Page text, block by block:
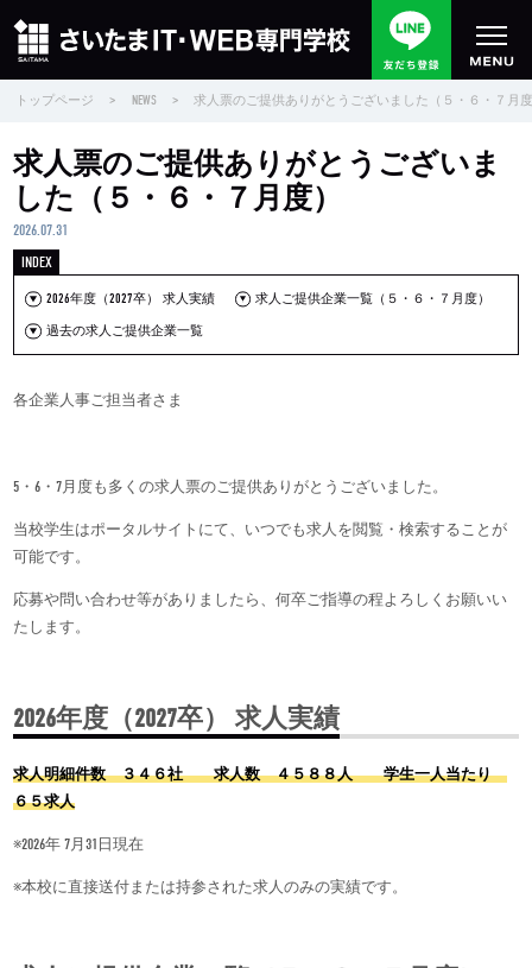
トップページ > NEWS > 求人票のご提供ありがとうございました（５・６・７月
2026年度（2027卒） 求人実績 求人ご提供企業一覧（５・６・７月度）
過去の求人ご提供企業一覧
求人票のご提供ありがとうございま
した（５・６・７月度）
2026.07.31
各企業人事ご担当者さま
5・6・7月度も多くの求人票のご提供ありがとうございました。
当校学生はポータルサイトにて、いつでも求人を閲覧・検索することが
可能です。
応募や問い合わせ等がありましたら、何卒ご指導の程よろしくお願いい
たします。
2026年度（2027卒） 求人実績
求人明細件数 ３４６社 求人数 ４５８８人 学生一人当たり
６５求人
※2026年 7月31日現在
※本校に直接送付または持参された求人のみの実績です。